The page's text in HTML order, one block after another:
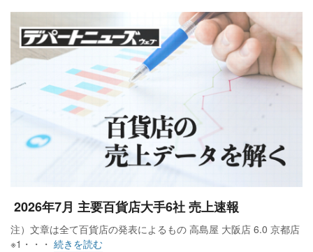
2026年7月 主要百貨店大手6社 売上速報
注）文章は全て百貨店の発表によるもの 高島屋 大阪店 6.0 京都店
※1・・・ 続きを読む